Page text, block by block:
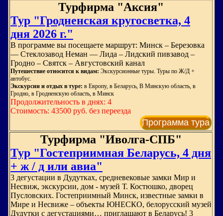
Турфирма "Аксия"
Тур "Гродненская кругосветка, 4
дня 2026 г."
В программе вы посещаете маршрут: Минск – Березовка
— Стеклозавод Неман — Лида – Лидский пивзавод –
Гродно – Святск – Августовский канал
Путешествие относится к видам: Экскурсионные туры. Туры по Ж/Д +
автобус.
Экскурсии и отдых в туре: в Европу, в Беларусь, В Минскую область, в
Гродно, в Гродненскую область, в Минск
Продолжительность в днях: 4
Стоимость: 43500 руб. без переезда
Программа тура
Турфирма "Иволга-СПБ"
Тур "Гостеприимная Беларусь, 4 дня
+ ж / д или авиа"
3 дегустации в Дудутках, средневековые замки Мир и
Несвиж, экскурсии, дом - музей Т. Костюшко, дворец
Пусловских. Гостеприимный Минск, известные замки в
Мире и Несвиже – объекты ЮНЕСКО, белорусский музей
Дудутки с дегустациями… приглашают в Беларусь! 3